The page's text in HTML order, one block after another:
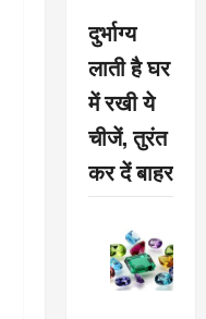
दुर्भाग्य
लाती है घर
में रखी ये
चीजें, तुरंत
कर दें बाहर